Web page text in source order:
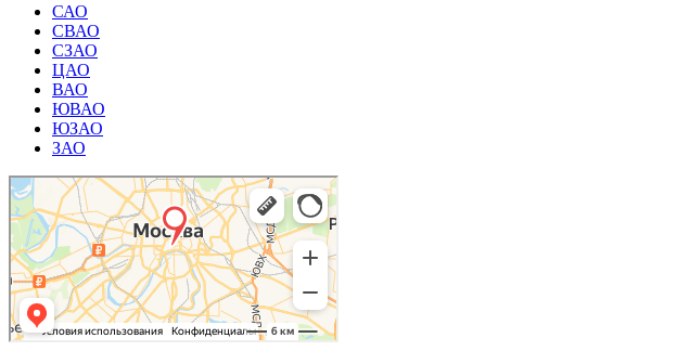
САО
СВАО
СЗАО
ЦАО
ВАО
ЮВАО
ЮЗАО
ЗАО